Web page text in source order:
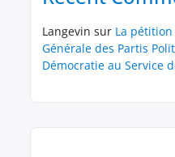
Langevin sur La
Générale des Partis
Démocratie au Service